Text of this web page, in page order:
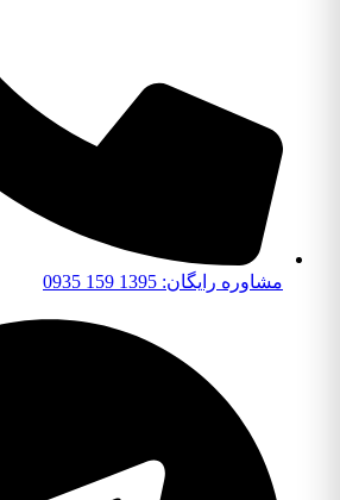
مشاوره رایگان: 1395 159 0935